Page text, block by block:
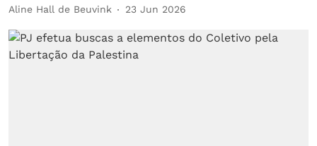
Aline Hall de Beuvink 23 Jun 2026